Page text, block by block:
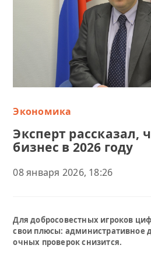
Экономика
Эксперт рассказал,
бизнес в 2026 году
08 января 2026, 18:26
Для добросовестных игроков
свои плюсы: административное
очных проверок снизится.